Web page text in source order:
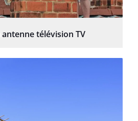
télévision TV